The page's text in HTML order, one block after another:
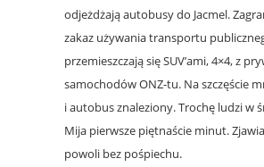
odjeżdżają autobusy do Jacmel.
zakaz używania transportu
przemieszczają się SUV’ami, 4×4, z
samochodów ONZ-tu. Na szczęście
i autobus znaleziony. Trochę ludzi w
Mija pierwsze piętnaście minut.
powoli bez pośpiechu.